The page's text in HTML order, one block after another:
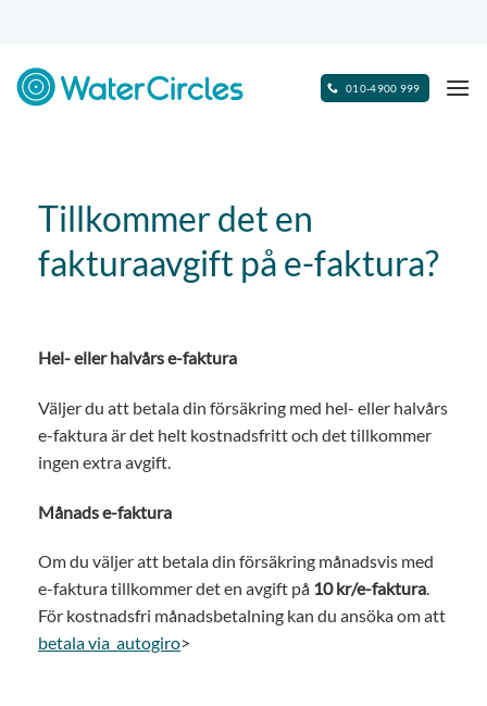
content
010-4900 999
Tillkommer det en
fakturaavgift på e-faktura?
Hel- eller halvårs e-faktura
Väljer du att betala din försäkring med hel- eller halvårs
e-faktura är det helt kostnadsfritt och det tillkommer
ingen extra avgift.
Månads e-faktura
Om du väljer att betala din försäkring månadsvis med
e-faktura tillkommer det en avgift på 10 kr/e-faktura.
För kostnadsfri månadsbetalning kan du ansöka om att
betala via autogiro>